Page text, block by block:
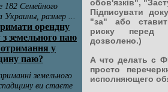
обов'язків",
Підписувати
"за" або
риску перед
дозволено.)
А что делать с
просто
исполняющего